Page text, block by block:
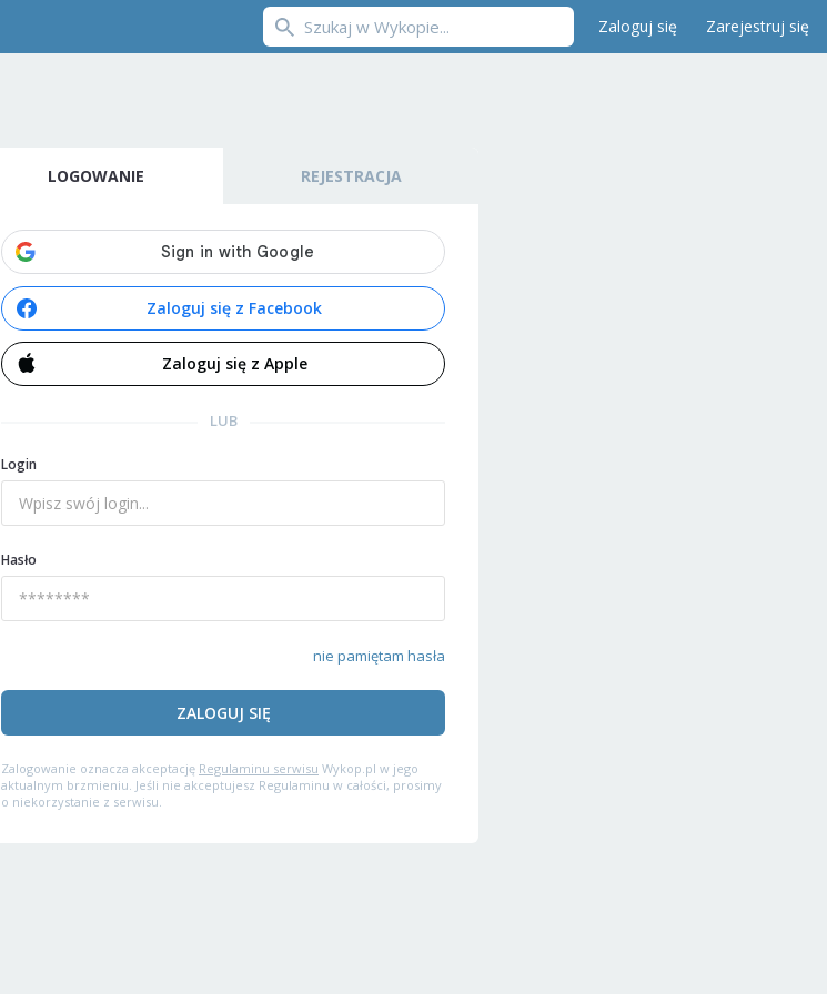
Zaloguj się Zarejestruj się
LOGOWANIE REJESTRACJA
Zaloguj się z Facebook
Zaloguj się z Apple
LUB
Login
Hasło
nie pamiętam hasła
ZALOGUJ SIĘ
Zalogowanie oznacza akceptację Regulaminu serwisu Wykop.pl w jego
aktualnym brzmieniu. Jeśli nie akceptujesz Regulaminu w całości, prosimy
o niekorzystanie z serwisu.